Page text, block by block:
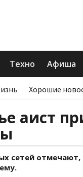
Техно Афиша
Хорошие
аист
сетей